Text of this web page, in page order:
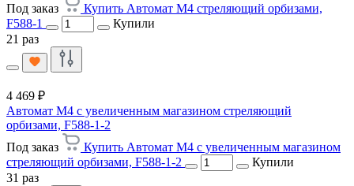
Под заказ
Купить Автомат M4 стреляющий орбизами,
F588-1
Купили
21 раз
4 469 ₽
Автомат M4 с увеличенным магазином стреляющий
орбизами, F588-1-2
Под заказ
Купить Автомат M4 с увеличенным магазином
стреляющий орбизами, F588-1-2
Купили
31 раз